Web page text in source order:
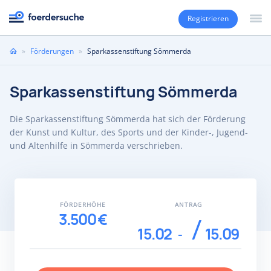
Registrieren
Sie» Förderungen » Sparkassenstiftung Sömmerda
Sparkassenstiftung Sömmerda
Die Sparkassenstiftung Sömmerda hat sich der Förderung
der Kunst und Kultur, des Sports und der Kinder-, Jugend-
und Altenhilfe in Sömmerda verschrieben.
FÖRDERHÖHE
3.500 €
ANTRAG
15.02 15.09